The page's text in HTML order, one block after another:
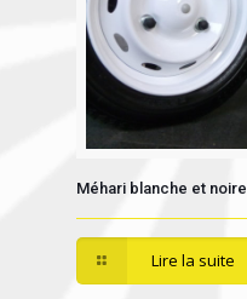
Méhari blanche et noire
Lire la suite